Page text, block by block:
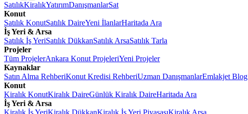
SatılıkKiralıkYatırımDanışmanlarSat
Konut
Satılık KonutSatılık DaireYeni İlanlarHaritada Ara
İş Yeri & Arsa
Satılık İş YeriSatılık DükkanSatılık ArsaSatılık Tarla
Projeler
Tüm ProjelerAnkara Konut ProjeleriYeni Projeler
Kaynaklar
Satın Alma RehberiKonut Kredisi RehberiUzman DanışmanlarEmlakjet Blog
Konut
Kiralık KonutKiralık DaireGünlük Kiralık DaireHaritada Ara
İş Yeri & Arsa
Kiralık İş YeriKiralık DükkanKiralık İş Yeri PiyasasıKiralık Arsa